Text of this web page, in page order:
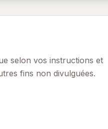
selon vos instructions et
fins non divulguées.